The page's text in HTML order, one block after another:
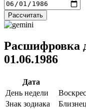
Рассчитать
Расшифровка
01.06.1986
Дата
День недели
Знак зодиака